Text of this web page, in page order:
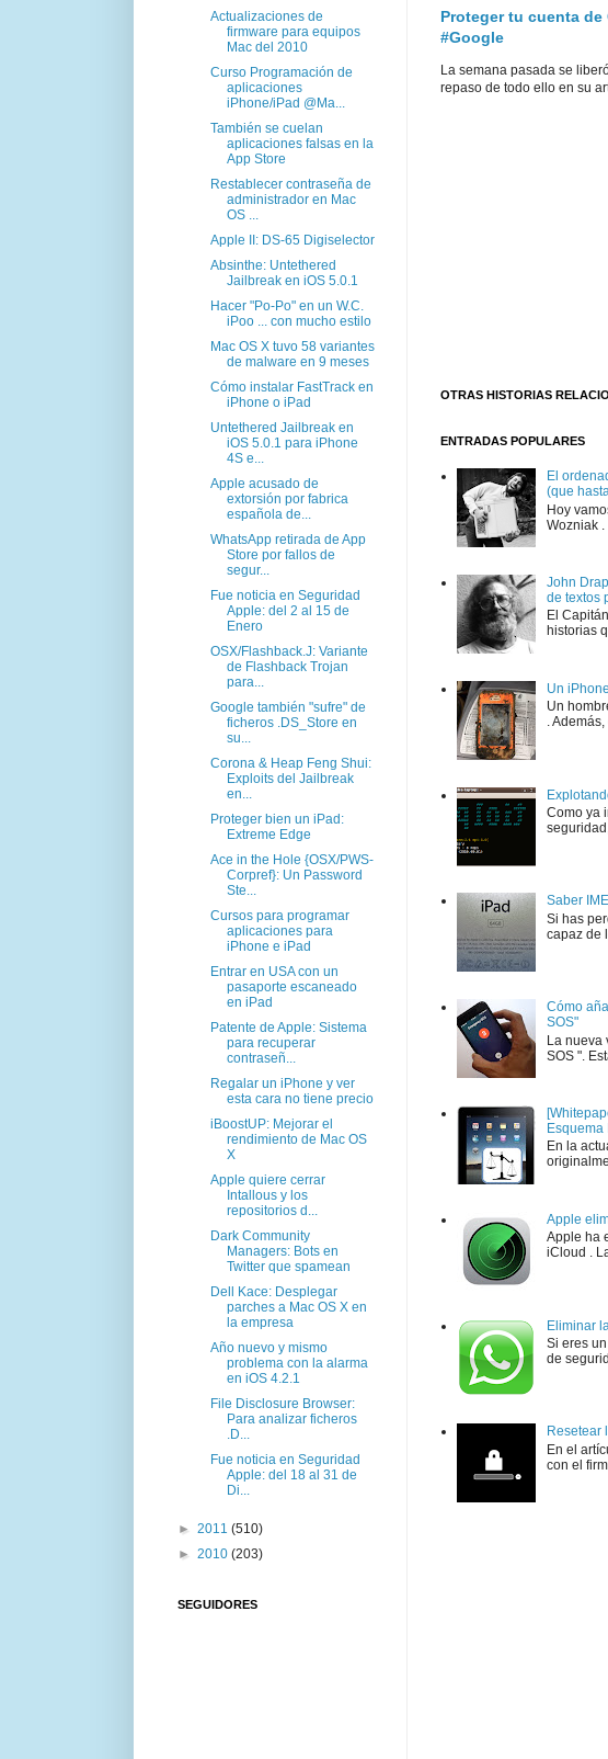
Proteger tu cuenta
#Google
La semana pasada se
repaso de todo ello en su
OTRAS HISTORIAS
ENTRADAS POPULARES
El
(que
Hoy
Wozniak .
John
de textos
El
historias
Un
Un
.
Como ya
Saber
Si has
capaz de
Cómo
SOS"
La nueva
SOS ".
En la
Apple
Apple ha
iCloud .
Eliminar
Si eres
de
Resetear
En el
con el
Actualizaciones de
firmware para equipos
Mac del 2010
Curso Programación de
aplicaciones
iPhone/iPad @Ma...
También se cuelan
aplicaciones falsas en la
App Store
Restablecer contraseña de
administrador en Mac
OS ...
Apple II: DS-65 Digiselector
Absinthe: Untethered
Jailbreak en iOS 5.0.1
Hacer "Po-Po" en un W.C.
iPoo ... con mucho estilo
Mac OS X tuvo 58 variantes
de malware en 9 meses
Cómo instalar FastTrack en
iPhone o iPad
Untethered Jailbreak en
iOS 5.0.1 para iPhone
4S e...
Apple acusado de
extorsión por fabrica
española de...
WhatsApp retirada de App
Store por fallos de
segur...
Fue noticia en Seguridad
Apple: del 2 al 15 de
Enero
OSX/Flashback.J: Variante
de Flashback Trojan
para...
Google también "sufre" de
ficheros .DS_Store en
su...
Corona & Heap Feng Shui:
Exploits del Jailbreak
en...
Proteger bien un iPad:
Extreme Edge
Ace in the Hole {OSX/PWS-
Corpref}: Un Password
Ste...
Cursos para programar
aplicaciones para
iPhone e iPad
Entrar en USA con un
pasaporte escaneado
en iPad
Patente de Apple: Sistema
para recuperar
contraseñ...
Regalar un iPhone y ver
esta cara no tiene precio
iBoostUP: Mejorar el
rendimiento de Mac OS
X
Apple quiere cerrar
Intallous y los
repositorios d...
Dark Community
Managers: Bots en
Twitter que spamean
Dell Kace: Desplegar
parches a Mac OS X en
la empresa
Año nuevo y mismo
problema con la alarma
en iOS 4.2.1
File Disclosure Browser:
Para analizar ficheros
.D...
Fue noticia en Seguridad
Apple: del 18 al 31 de
Di...
► 2011 (510)
► 2010 (203)
SEGUIDORES